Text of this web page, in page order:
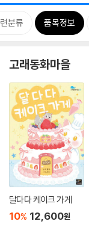
분류 품목정보
고래동화마을
달다다 케이크 가게
10% 12,600원